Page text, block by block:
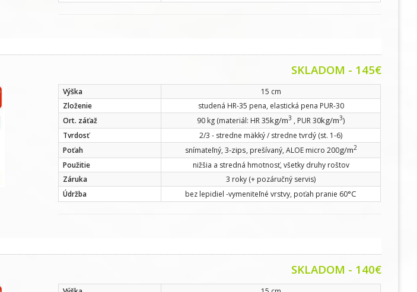
SKLADOM - 145€
Výška
15 cm
Zloženie
studená HR-35 pena, elastická pena PUR-30
Ort. záťaž
90 kg (materiál: HR 35kg/m3 , PUR 30kg/m3)
Tvrdosť
2/3 - stredne mäkký / stredne tvrdý (st. 1-6)
Poťah
snímateľný, 3-zips, prešívaný, ALOE micro 200g/m2
Použitie
nižšia a stredná hmotnosť, všetky druhy roštov
Záruka
3 roky (+ pozáručný servis)
Údržba
bez lepidiel -vymeniteľné vrstvy, poťah pranie 60°C
SKLADOM - 140€